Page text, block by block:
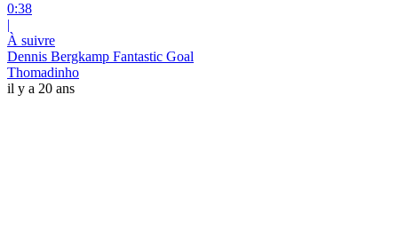
0:38
|
À suivre
Dennis Bergkamp Fantastic Goal
Thomadinho
il y a 20 ans